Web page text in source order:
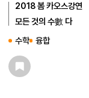
2018 봄 카오스강연
모든 것의 수數 다
수학
융합